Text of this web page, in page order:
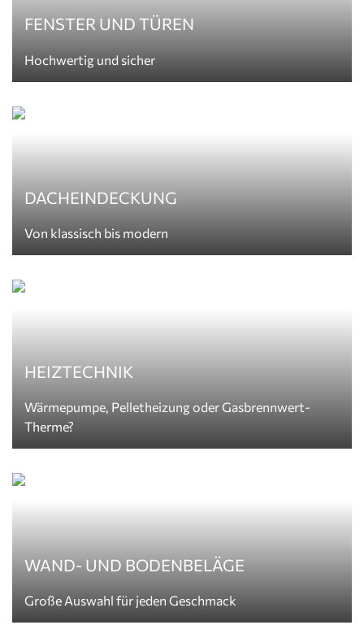
FENSTER UND TÜREN
Hochwertig und sicher
DACHEINDECKUNG
Von klassisch bis modern
HEIZTECHNIK
Wärmepumpe, Pelletheizung oder Gasbrennwert-
Therme?
WAND- UND BODENBELÄGE
Große Auswahl für jeden Geschmack